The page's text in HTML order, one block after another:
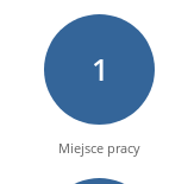
1
Miejsce pracy